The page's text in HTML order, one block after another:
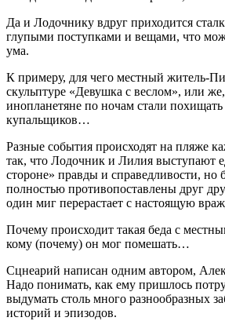
Да и Лодочнику вдруг приходится
глупыми поступками и вещами, что
ума.
К примеру, для чего местный житель-
скульптуре «Девушка с веслом», или
инопланетяне по ночам стали
купальщиков…
Разные события происходят на пляже
так, что Лодочник и Лилия выступают
стороне» правды и справедливости, но
полностью противопоставлены друг
один миг перерастает с настоящую
Почему происходит такая беда с
кому (почему) он мог помешать…
Сцнеарий написан одним автором,
Надо понимать, как ему пришлось
выдумать столь много разнообразных
историй и эпизодов.